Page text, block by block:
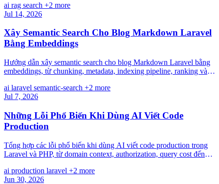
ai rag search +2 more
Jul 14, 2026
Xây Semantic Search Cho Blog Markdown Laravel
Bằng Embeddings
Hướng dẫn xây semantic search cho blog Markdown Laravel bằng
embeddings, từ chunking, metadata, indexing pipeline, ranking và
ai laravel semantic-search +2 more
Jul 7, 2026
Những Lỗi Phổ Biến Khi Dùng AI Viết Code
Production
Tổng hợp các lỗi phổ biến khi dùng AI viết code production trong
Laravel và PHP, từ domain context, authorization, query cost đến
ai production laravel +2 more
Jun 30, 2026